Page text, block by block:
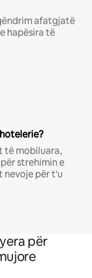
afatgjatë
hapësira të
të mobiluara,
strehimin e
nevoje për t'u
për